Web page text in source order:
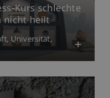
Kurs schlechte
nicht heilt
Universität